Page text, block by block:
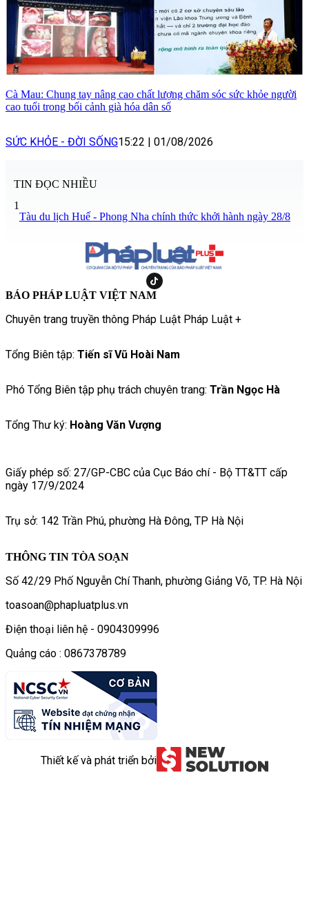
Cà Mau: Chung tay nâng cao chất lượng chăm sóc sức khỏe người
cao tuổi trong bối cảnh già hóa dân số
SỨC KHỎE - ĐỜI SỐNG15:22 01/08/2026
TIN ĐỌC NHIỀU
1
Tàu du lịch Huế - Phong Nha chính thức khởi hành ngày 28/8
BÁO PHÁP LUẬT VIỆT NAM
Chuyên trang truyền thông Pháp Luật Pháp Luật +
Tổng Biên tập: Tiến sĩ Vũ Hoài Nam
Phó Tổng Biên tập phụ trách chuyên trang: Trần Ngọc Hà
Tổng Thư ký: Hoàng Văn Vượng
Giấy phép số: 27/GP-CBC của Cục Báo chí - Bộ TT&TT cấp
ngày 17/9/2024
Trụ sở: 142 Trần Phú, phường Hà Đông, TP Hà Nội
THÔNG TIN TÒA SOẠN
Số 42/29 Phố Nguyễn Chí Thanh, phường Giảng Võ, TP. Hà Nội
toasoan@phapluatplus.vn
Điện thoại liên hệ - 0904309996
Quảng cáo : 0867378789
Thiết kế và phát triển bởi